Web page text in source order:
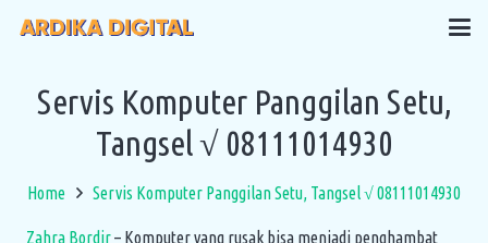
Servis Komputer Panggilan Setu,
Tangsel √ 08111014930
Home Servis Komputer Panggilan Setu, Tangsel √ 08111014930
Zahra Bordir– Komputer yang rusak bisa menjadi penghambat